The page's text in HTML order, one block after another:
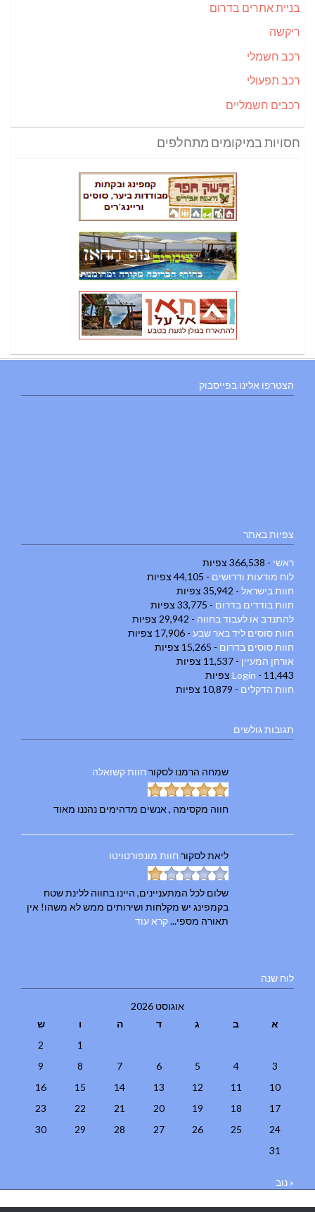
בניית אתרים בדרום
ריקשה
רכב חשמלי
רכב תפעולי
רכבים חשמליים
חסויות במיקומים מתחלפים
הצטרפו אלינו בפייסבוק
צפיות באתר
ראשי - 366,538 צפיות
לוח מודעות ודרושים - 44,105 צפיות
חוות בישראל - 35,942 צפיות
חוות בודדים בדרום - 33,775 צפיות
להתנדב או לעבוד בחווה - 29,942 צפיות
חוות סוסים ליד באר שבע - 17,906 צפיות
חוות סוסים בדרום - 15,265 צפיות
אורחן המעיין - 11,537 צפיות
Login - 11,443 צפיות
חוות הדקלים - 10,879 צפיות
תגובות גולשים
שמחה הרמנו לסקור חוות קשואלה
חווה מקסימה , אנשים מדהימים נהננו מאוד
ליאתלסקור חוות מונפורטויטו
שלום לכל המתעניינים, היינו בחווה ללינת שטח
בקמפינג יש מקלחות ושירותים ממש לא משהו! אין
תאורה מספי...קרא עוד
לוח שנה
אוגוסט 2026
א
ב ג ד ה ו
ש
1
2
3
4
5
6
7
8
9
10
11
12
13
14
15
16
17
18
19
20
21
22
23
24
25
26
27
28
29
30
31
« נוב